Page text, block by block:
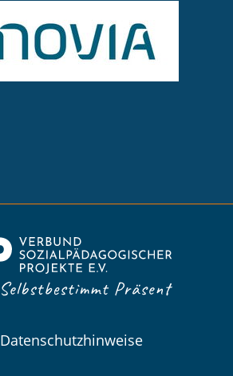
Datenschutzhinweise